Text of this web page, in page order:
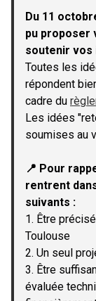
−
Du 11
pu proposer
soutenir
Toutes les
répondent
cadre du
Les idées
soumises au
📍 Pour
rentrent
suivants :
1. Être
Toulouse
2. Un seul
3. Être
évaluée